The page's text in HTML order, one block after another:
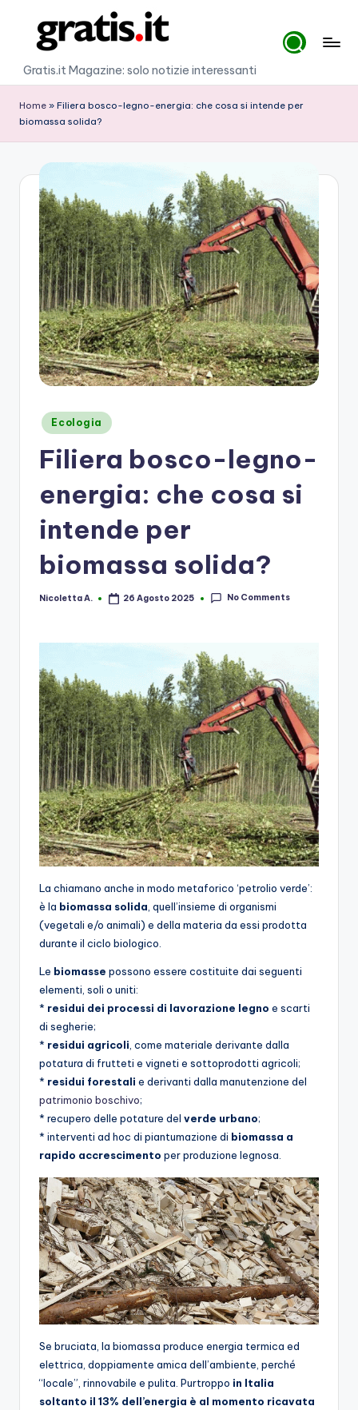
content
G
r
a
ti
s
Gratis.it Magazine: solo notizie interessanti
Home » Filiera bosco-legno-energia: che cosa si intende per
biomassa solida?
Posted
in
Ecologia
Filiera bosco-legno-
energia: che cosa si
intende per
biomassa solida?
Posted
Nicoletta A. 26 Agosto 2025 No Comments
La chiamano anche in modo metaforico ‘petrolio verde’:
è la biomassa solida, quell’insieme di organismi
(vegetali e/o animali) e della materia da essi prodotta
durante il ciclo biologico.
Le biomasse possono essere costituite dai seguenti
elementi, soli o uniti:
* residui dei processi di lavorazione legno e scarti
di segherie;
* residui agricoli, come materiale derivante dalla
potatura di frutteti e vigneti e sottoprodotti agricoli;
* residui forestali e derivanti dalla manutenzione del
patrimonio boschivo;
* recupero delle potature del verde urbano;
* interventi ad hoc di piantumazione di biomassa a
rapido accrescimento per produzione legnosa.
Se bruciata, la biomassa produce energia termica ed
elettrica, doppiamente amica dell’ambiente, perché
“locale”, rinnovabile e pulita. Purtroppo in Italia
soltanto il 13% dell’energia è al momento ricavata